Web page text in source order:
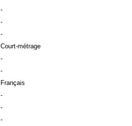
-
-
-
Court-métrage
-
-
Français
-
-
-